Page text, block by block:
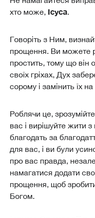
хто може, Ісуса.
Говоріть з Ним,
прощення. Ви можете
простить, тому що він
своїх гріхах, Дух
сорому і замінить їх
Роблячи це,
вас і вирішуйте жити
благодать за
для вас, і ви були
про вас правда,
намагатися додати
прощення, щоб
Богом.